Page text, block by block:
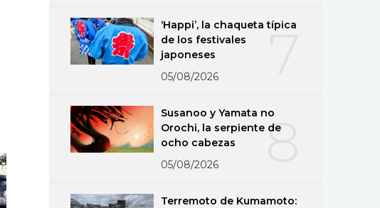
7
‘Happi’, la chaqueta típica
de los festivales
japoneses
05/08/2026
8
Susanoo y Yamata no
Orochi, la serpiente de
ocho cabezas
05/08/2026
Terremoto de Kumamoto: